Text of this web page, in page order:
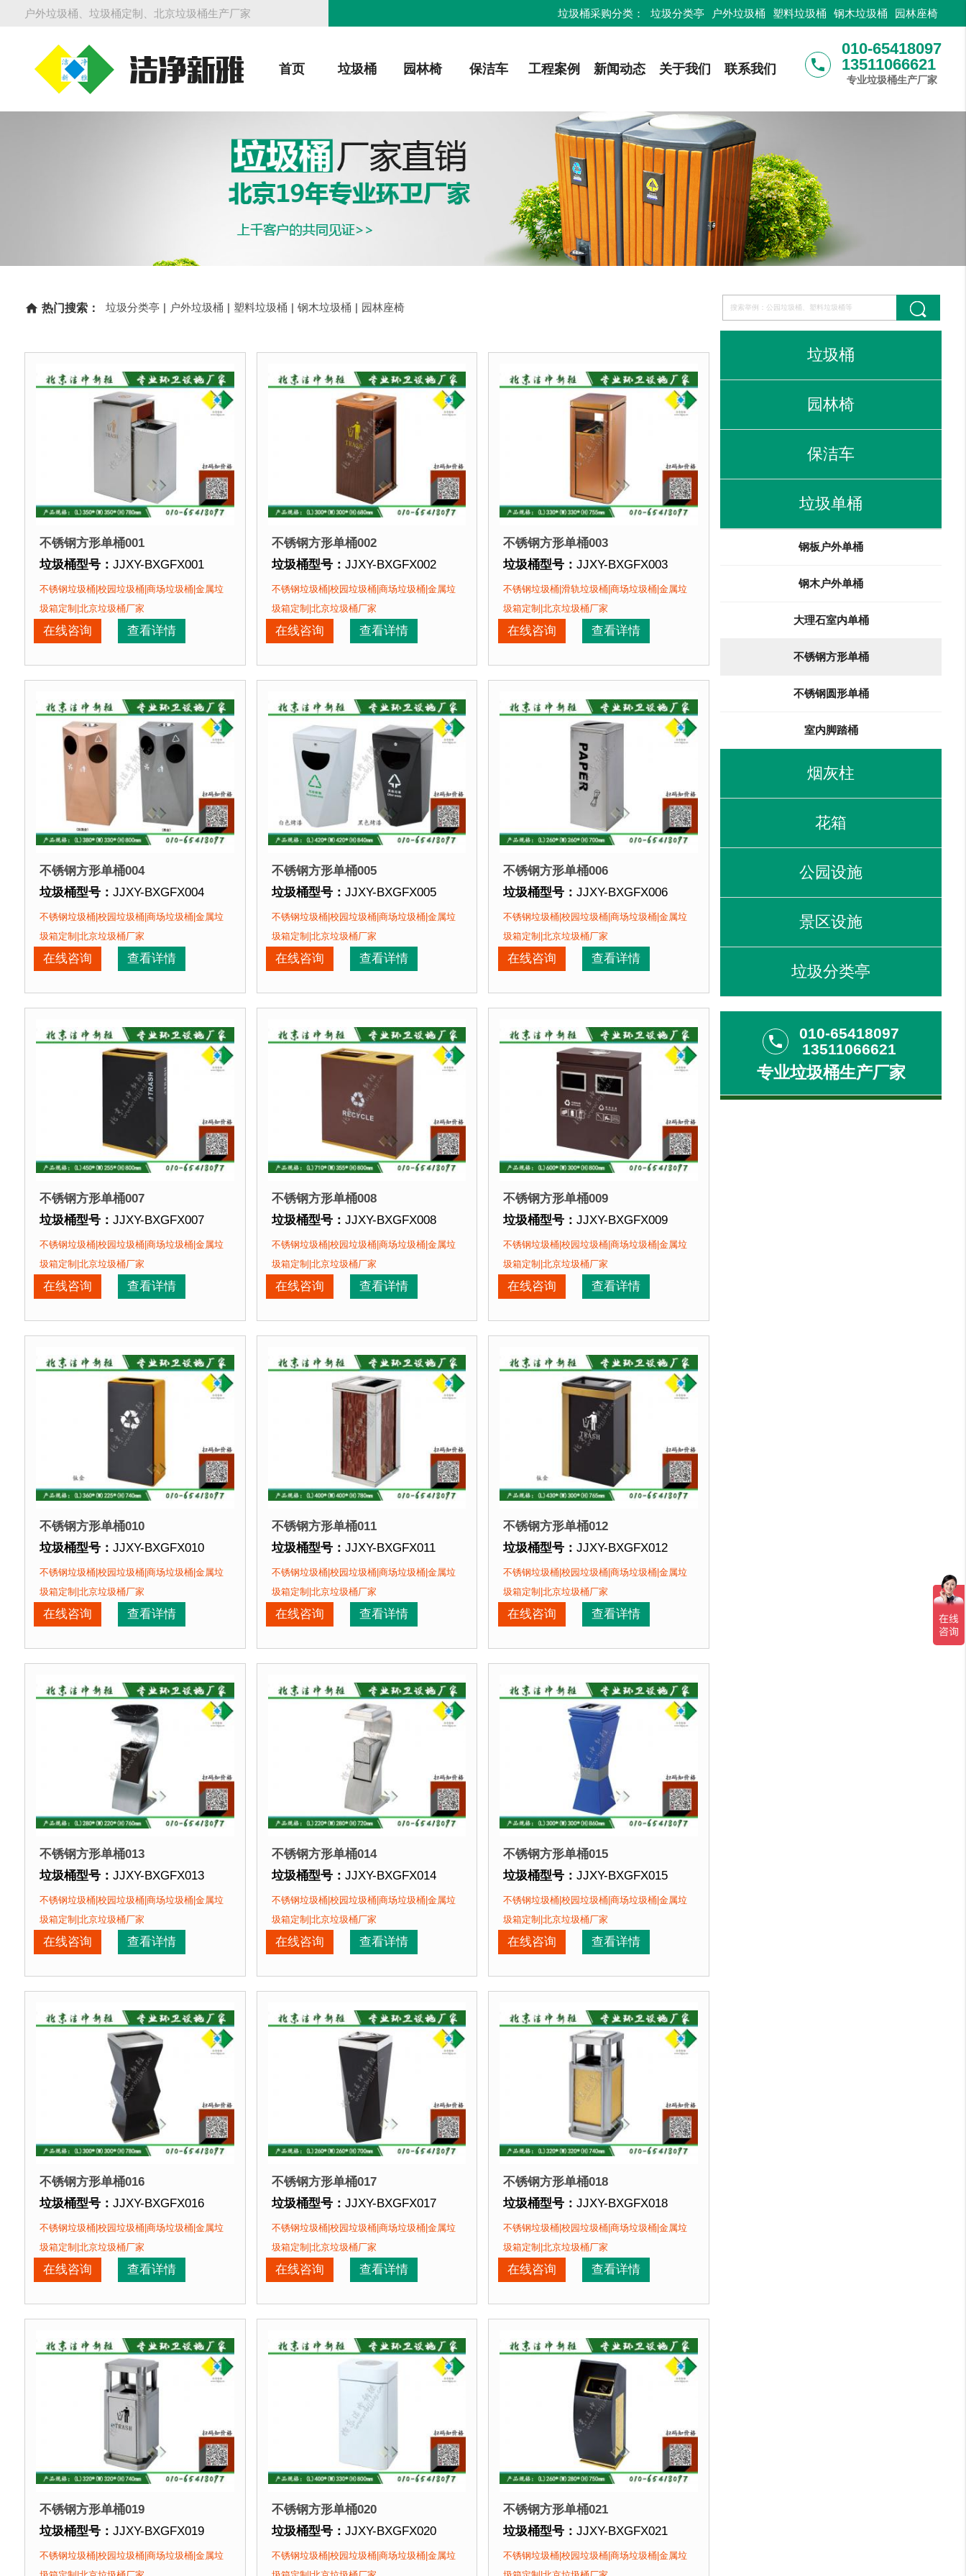
户外垃圾桶、垃圾桶定制、北京垃圾桶生产厂家 垃圾桶采购分类： 垃圾分类亭 户外垃圾桶 塑料垃圾桶 钢木垃圾桶 园林座椅
首页 垃圾桶 园林椅 保洁车 工程案例 新闻动态 关于我们 联系我们 phone
010-65418097
13511066621
专业垃圾桶生产厂家
home 热门搜索： 垃圾分类亭 | 户外垃圾桶 | 塑料垃圾桶 | 钢木垃圾桶 | 园林座椅
不锈钢方形单桶001
垃圾桶型号： JJXY-BXGFX001
垃圾桶规格：长350mm 宽350mm 高780mm
垃圾桶材质：不锈钢板
垃圾桶周期：
现货垃圾桶 北京厂家直销 来图定制
1、全桶采用优质加厚不锈钢板，塑粉喷塑使用寿命优于其他材质。2、箱体采用高质量不锈钢板，冲孔设计，防锈透气，可广泛用于腐蚀性环境中。3、垃圾
不锈钢垃圾桶|校园垃圾桶|商场垃圾桶|金属垃
圾箱定制|北京垃圾桶厂家
在线咨询 查看详情
不锈钢方形单桶002
垃圾桶型号： JJXY-BXGFX002
垃圾桶规格：长300mm 宽300mm 高680mm
垃圾桶材质：不锈钢板
垃圾桶周期：
现货垃圾桶 北京厂家直销 来图定制
1、全桶采用优质加厚不锈钢板，塑粉喷塑使用寿命优于其他材质。2、箱体采用高质量不锈钢板，冲孔设计，防
不锈钢垃圾桶|校园垃圾桶|商场垃圾桶|金属垃
圾箱定制|北京垃圾桶厂家
在线咨询 查看详情
不锈钢方形单桶003
垃圾桶型号：JJXY-BXGFX003
垃圾桶规格：长330mm 宽330mm 高755mm
垃圾桶材质：不锈钢板
垃圾桶周期：
现货垃圾桶 北京厂家直销 来图定制
1、全桶采用优质加厚不锈钢板，塑粉喷塑使用寿命优于其他材质
不锈钢垃圾桶|滑轨垃圾桶|商场垃圾桶|金属垃
圾箱定制|北京垃圾桶厂家
在线咨询 查看详情
不锈钢方形单桶004
垃圾桶型号： JJXY-BXGFX004
垃圾桶规格：长380mm 宽330mm 高800mm
垃圾桶材质：不锈钢板
垃圾桶周期：
现货垃圾桶 北京厂家直销 来图定制
。2、箱体采用高质量不锈钢板，冲孔设计，防锈透气，可广泛用于腐蚀性环境中。3、垃圾
不锈钢垃圾桶|校园垃圾桶|商场垃圾桶|金属垃
圾箱定制|北京垃圾桶厂家
在线咨询 查看详情
不锈钢方形单桶005
垃圾桶型号： JJXY-BXGFX005
垃圾桶规格：长420mm 宽420mm 高840mm
垃圾桶材质：不锈钢板
垃圾桶周期：
现货垃圾桶 北京厂家直销 来图定制
。2、箱体采用高质量不锈钢板，冲孔设计，防
不锈钢垃圾桶|校园垃圾桶|商场垃圾桶|金属垃
圾箱定制|北京垃圾桶厂家
在线咨询 查看详情
不锈钢方形单桶006
垃圾桶型号：JJXY-BXGFX006
垃圾桶规格：长260mm 宽260mm 高700mm
垃圾桶材质：不锈钢板
垃圾桶周期：
现货垃圾桶 北京厂家直销 来图定制
1、全桶采用优质加厚不锈钢板，塑粉喷塑使用寿命优于其他材质
不锈钢垃圾桶|校园垃圾桶|商场垃圾桶|金属垃
圾箱定制|北京垃圾桶厂家
在线咨询 查看详情
不锈钢方形单桶007
垃圾桶型号： JJXY-BXGFX007
垃圾桶规格：长450mm 宽255mm 高800mm
垃圾桶材质：不锈钢板
垃圾桶周期：
现货垃圾桶 北京厂家直销 来图定制
不锈钢垃圾桶|校园垃圾桶|商场垃圾桶|金属垃
圾箱定制|北京垃圾桶厂家
在线咨询 查看详情
不锈钢方形单桶008
垃圾桶型号： JJXY-BXGFX008
垃圾桶规格：长710mm 宽355mm 高800mm
垃圾桶材质：不锈钢板
垃圾桶周期：
现货垃圾桶 北京厂家直销 来图定制
不锈钢垃圾桶|校园垃圾桶|商场垃圾桶|金属垃
圾箱定制|北京垃圾桶厂家
在线咨询 查看详情
不锈钢方形单桶009
垃圾桶型号：JJXY-BXGFX009
垃圾桶规格：长600mm 宽300mm 高800mm
垃圾桶材质：不锈钢板
垃圾桶周期：
现货垃圾桶 北京厂家直销 来图定制
不锈钢垃圾桶|校园垃圾桶|商场垃圾桶|金属垃
圾箱定制|北京垃圾桶厂家
在线咨询 查看详情
不锈钢方形单桶010
垃圾桶型号： JJXY-BXGFX010
垃圾桶规格：长360mm 宽225mm 高740mm
垃圾桶材质：不锈钢板
垃圾桶周期：
现货垃圾桶 北京厂家直销 来图定制
。2、箱体采用高质量不锈钢板，冲孔设计，防锈透气，可广泛用于腐蚀性环境中。3、垃圾
不锈钢垃圾桶|校园垃圾桶|商场垃圾桶|金属垃
圾箱定制|北京垃圾桶厂家
在线咨询 查看详情
不锈钢方形单桶011
垃圾桶型号： JJXY-BXGFX011
垃圾桶规格：长400mm 宽400mm 高780mm
垃圾桶材质：不锈钢板
垃圾桶周期：
现货垃圾桶 北京厂家直销 来图定制
。2、箱体采用高质量不锈钢板，冲孔设计，防
不锈钢垃圾桶|校园垃圾桶|商场垃圾桶|金属垃
圾箱定制|北京垃圾桶厂家
在线咨询 查看详情
不锈钢方形单桶012
垃圾桶型号：JJXY-BXGFX012
垃圾桶规格：长430mm 宽300mm 高765mm
垃圾桶材质：不锈钢板
垃圾桶周期：
现货垃圾桶 北京厂家直销 来图定制
。2、
不锈钢垃圾桶|校园垃圾桶|商场垃圾桶|金属垃
圾箱定制|北京垃圾桶厂家
在线咨询 查看详情
不锈钢方形单桶013
垃圾桶型号： JJXY-BXGFX013
垃圾桶规格：长280mm 宽220mm 高760mm
垃圾桶材质：不锈钢板
垃圾桶周期：
现货垃圾桶 北京厂家直销 来图定制
不锈钢垃圾桶|校园垃圾桶|商场垃圾桶|金属垃
圾箱定制|北京垃圾桶厂家
在线咨询 查看详情
不锈钢方形单桶014
垃圾桶型号： JJXY-BXGFX014
垃圾桶规格：长220mm 宽280mm 高720mm
垃圾桶材质：不锈钢板
垃圾桶周期：
现货垃圾桶 北京厂家直销 来图定制
不锈钢垃圾桶|校园垃圾桶|商场垃圾桶|金属垃
圾箱定制|北京垃圾桶厂家
在线咨询 查看详情
不锈钢方形单桶015
垃圾桶型号：JJXY-BXGFX015
垃圾桶规格：长300mm 宽300mm 高860mm
垃圾桶材质：不锈钢板
垃圾桶周期：
现货垃圾桶 北京厂家直销 来图定制
不锈钢垃圾桶|校园垃圾桶|商场垃圾桶|金属垃
圾箱定制|北京垃圾桶厂家
在线咨询 查看详情
不锈钢方形单桶016
垃圾桶型号： JJXY-BXGFX016
垃圾桶规格：长300mm 宽300mm 高780mm
垃圾桶材质：不锈钢板
垃圾桶周期：
现货垃圾桶 北京厂家直销 来图定制
不锈钢垃圾桶|校园垃圾桶|商场垃圾桶|金属垃
圾箱定制|北京垃圾桶厂家
在线咨询 查看详情
不锈钢方形单桶017
垃圾桶型号： JJXY-BXGFX017
垃圾桶规格：长260mm 宽260mm 高700mm
垃圾桶材质：不锈钢板
垃圾桶周期：
现货垃圾桶 北京厂家直销 来图定制
不锈钢垃圾桶|校园垃圾桶|商场垃圾桶|金属垃
圾箱定制|北京垃圾桶厂家
在线咨询 查看详情
不锈钢方形单桶018
垃圾桶型号：JJXY-BXGFX018
垃圾桶规格：长320mm 宽320mm 高740mm
垃圾桶材质：不锈钢板
垃圾桶周期：
现货垃圾桶 北京厂家直销 来图定制
不锈钢垃圾桶|校园垃圾桶|商场垃圾桶|金属垃
圾箱定制|北京垃圾桶厂家
在线咨询 查看详情
不锈钢方形单桶019
垃圾桶型号： JJXY-BXGFX019
垃圾桶规格：长320mm 宽320mm 高740mm
不锈钢垃圾桶|校园垃圾桶|商场垃圾桶|金属垃
不锈钢方形单桶020
垃圾桶型号： JJXY-BXGFX020
垃圾桶规格：长400mm 宽330mm 高800mm
不锈钢垃圾桶|校园垃圾桶|商场垃圾桶|金属垃
不锈钢方形单桶021
垃圾桶型号：JJXY-BXGFX021
垃圾桶规格：长260mm 宽280mm 高750mm
不锈钢垃圾桶|校园垃圾桶|商场垃圾桶|金属垃
垃圾桶
园林椅
保洁车
垃圾单桶
钢板户外单桶
钢木户外单桶
大理石室内单桶
不锈钢方形单桶
不锈钢圆形单桶
室内脚踏桶
烟灰柱
花箱
公园设施
景区设施
垃圾分类亭
phone
010-65418097
13511066621
专业垃圾桶生产厂家